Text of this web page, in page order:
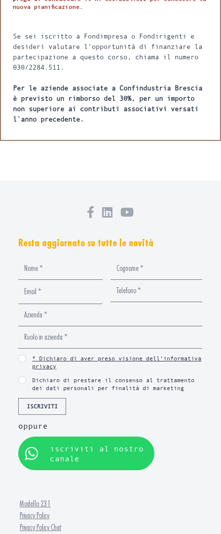
nuova pianificazione.
Se sei iscritto a Fondimpresa o Fondirigenti e
desideri valutare l'opportunità di finanziare la
partecipazione a questo corso, chiama il numero
030/2284.511.
Per le aziende associate a Confindustria Brescia
è previsto un rimborso del 30%, per un importo
non superiore ai contributi associativi versati
l`anno precedente.
Resta aggiornato su tutte le novità
* Dichiaro di aver preso visione dell’informativa
privacy
Dichiaro di prestare il consenso al trattamento
dei dati personali per finalità di marketing
ISCRIVITI
oppure
iscriviti al nostro
canale
Modello 231
Privacy Policy
Privacy Policy Chat